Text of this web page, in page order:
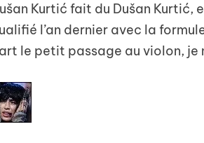
Kurtić fait du Dušan Kurtić,
l’an dernier avec la
le petit passage au violon, je